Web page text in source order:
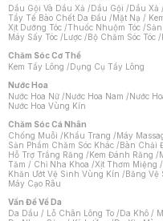
Dầu Gội Và Dầu Xả /Dầu Gội /Dầu Xả /
Tẩy Tế Bào Chết Da Đầu /Mặt Nạ /
Xịt Dưỡng Tóc /Thuốc Nhuộm Tóc /
Máy Sấy Tóc /Lược /Bộ Chăm Sóc Tóc /
Chăm Sóc Cơ Thể
Kem Tẩy Lông /Dụng Cụ Tẩy Lông
Nước Hoa
Nước Hoa Nữ /Nước Hoa Nam /Nước
Nước Hoa Vùng Kín
Chăm Sóc Cá Nhân
Chống Muỗi /Khẩu Trang /Máy
Sản Phẩm Chăm Sóc Khác /Bàn Chải
Hỗ Trợ Trắng Răng /Kem Đánh Răng /
Tăm / Chỉ Nha Khoa /Xịt Thơm Miệng /
Khăn Ướt Vệ Sinh Vùng Kín /Băng Vệ
Máy Cạo Râu
Vấn Đề Về Da
Da Dầu / Lỗ Chân Lông To /Da Khô /